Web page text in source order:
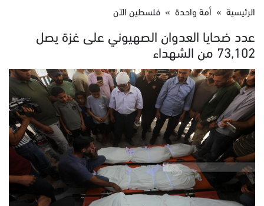
الرئيسية » أمة واحدة » فلسطين الآن
عدد ضحايا العدوان الصهيوني على غزة يصل
73,102 من الشهداء